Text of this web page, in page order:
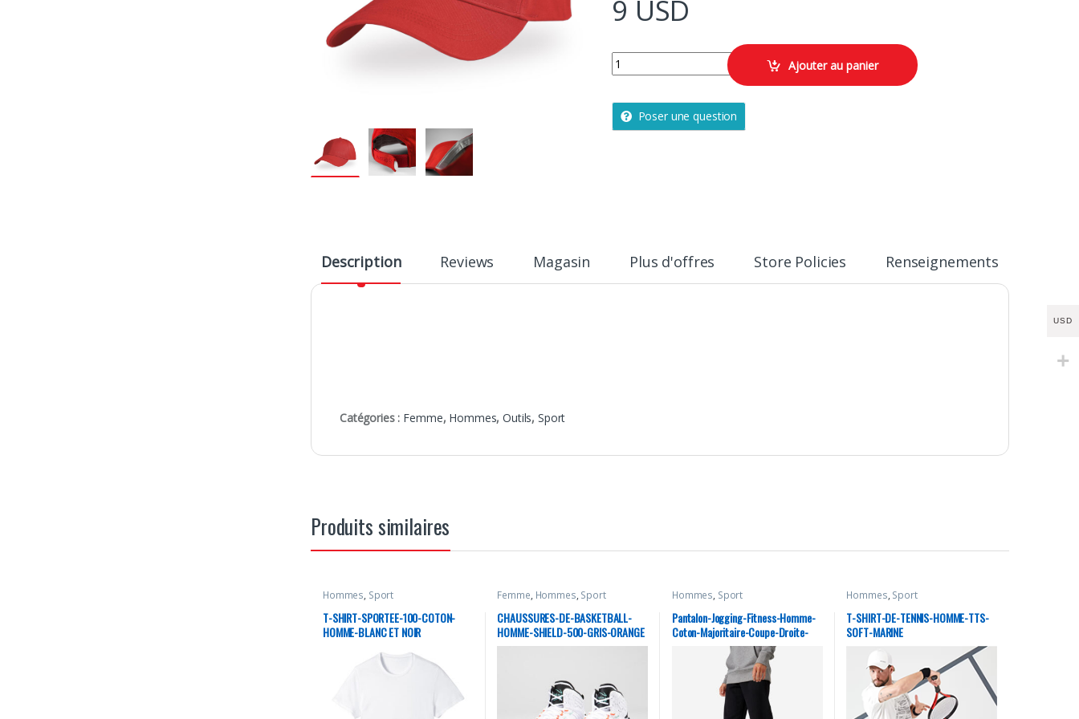
9 USD
Casquette golf adulte - mw500 noir quantityAjouter au panier
Poser une question
Description Reviews Magasin Plus d'offres Store Policies Renseignements
Catégories : Femme, Hommes,Outils,Sport
Produits similaires
Hommes, Sport
T-SHIRT-SPORTEE-100-COTON-
HOMME-BLANC ET NOIR
Femme, Hommes, Sport
CHAUSSURES-DE-BASKETBALL-
HOMME-SHIELD-500-GRIS-ORANGE
Hommes, Sport
Pantalon-Jogging-Fitness-Homme-
Coton-Majoritaire-Coupe-Droite-
Essentials-Noir
Hommes, Sport
T-SHIRT-DE-TENNIS-HOMME-TTS-
SOFT-MARINE
USD